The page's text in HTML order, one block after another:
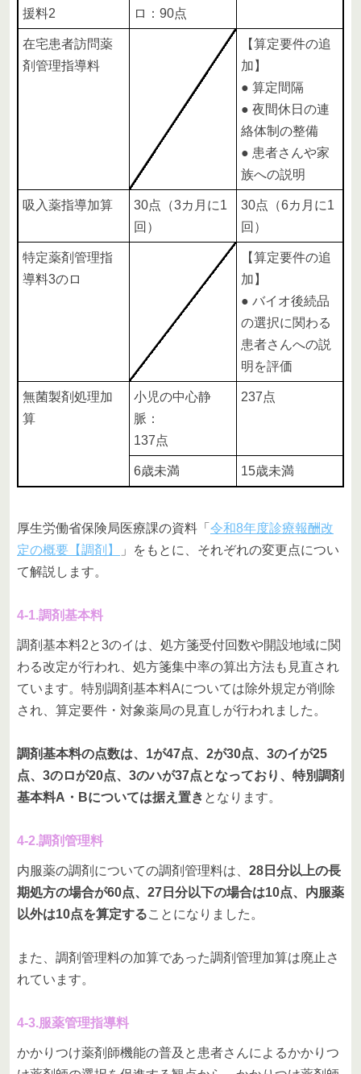
援料2
ロ：90点
在宅患者訪問薬
剤管理指導料
【算定要件の追
加】
● 算定間隔
● 夜間休日の連
絡体制の整備
● 患者さんや家
族への説明
吸入薬指導加算
30点（3カ月に1
回）
30点（6カ月に1
回）
特定薬剤管理指
導料3のロ
【算定要件の追
加】
● バイオ後続品
の選択に関わる
患者さんへの説
明を評価
無菌製剤処理加
算
小児の中心静
脈：
137点
237点
6歳未満 15歳未満
厚生労働省保険局医療課の資料「 令和8年度診療報酬改
定の概要【調剤】
」をもとに、それぞれの変更点につい
て解説します。
4-1.調剤基本料
調剤基本料2と3のイは、処方箋受付回数や開設地域に関
わる改定が行われ、処方箋集中率の算出方法も見直され
ています。特別調剤基本料Aについては除外規定が削除
され、算定要件・対象薬局の見直しが行われました。
調剤基本料の点数は、1が47点、2が30点、3のイが25
点、3のロが20点、3のハが37点となっており、特別調剤
基本料A・Bについては据え置き となります。
4-2.調剤管理料
内服薬の調剤についての調剤管理料は、 28日分以上の長
期処方の場合が60点、27日分以下の場合は10点、内服薬
以外は10点を算定することになりました。
また、調剤管理料の加算であった調剤管理加算は廃止さ
れています。
4-3.服薬管理指導料
かかりつけ薬剤師機能の普及と患者さんによるかかりつ